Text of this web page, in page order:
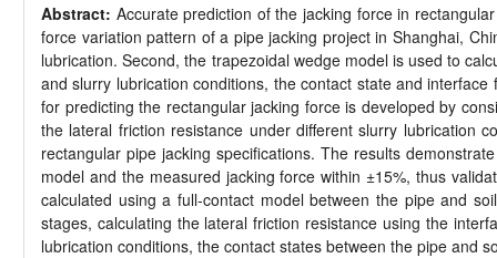
Abstract: Accurate prediction of the jacking force in
force variation pattern of a pipe jacking project in Shanghai,
lubrication. Second, the trapezoidal wedge model is used to
and slurry lubrication conditions, the contact state and
for predicting the rectangular jacking force is developed by
the lateral friction resistance under different slurry lubrication
rectangular pipe jacking specifications. The results
model and the measured jacking force within ±15%, thus
calculated using a full-contact model between the pipe and
stages, calculating the lateral friction resistance using the
lubrication conditions, the contact states between the pipe and